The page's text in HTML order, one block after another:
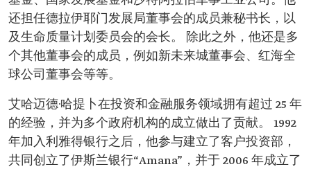
还担任德拉伊耶门发展局董事会的成员兼秘书长，以
及生命质量计划委员会的会长。 除此之外，他还是多
个其他董事会的成员，例如新未来城董事会、红海全
球公司董事会等等。
艾哈迈德·哈提卜在投资和金融服务领域拥有超过 25 年
的经验，并为多个政府机构的成立做出了贡献。 1992
年加入利雅得银行之后，他参与建立了客户投资部，
共同创立了伊斯兰银行“Amana”，并于 2006 年成立了